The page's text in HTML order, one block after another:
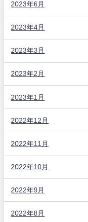
2023年6月
2023年4月
2023年3月
2023年2月
2023年1月
2022年12月
2022年11月
2022年10月
2022年9月
2022年8月